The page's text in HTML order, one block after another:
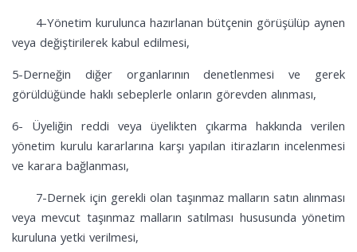
4-Yönetim kurulunca hazırlanan bütçenin görüşülüp aynen
veya değiştirilerek kabul edilmesi,
5-Derneğin diğer organlarının denetlenmesi ve gerek
görüldüğünde haklı sebeplerle onların görevden alınması,
6- Üyeliğin reddi veya üyelikten çıkarma hakkında verilen
yönetim kurulu kararlarına karşı yapılan itirazların incelenmesi
ve karara bağlanması,
7-Dernek için gerekli olan taşınmaz malların satın alınması
veya mevcut taşınmaz malların satılması hususunda yönetim
kuruluna yetki verilmesi,